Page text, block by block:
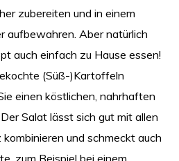
zubereiten und in einem
aufbewahren. Aber natürlich
auch einfach zu Hause essen!
(Süß-)Kartoffeln
einen köstlichen, nahrhaften
Salat lässt sich gut mit allen
und schmeckt auch
zum Beispiel bei einem